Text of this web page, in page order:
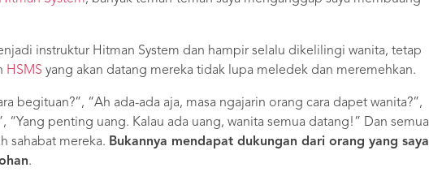
instruktur Hitman System dan hampir selalu dikelilingi wanita, tetap
HSMS yang akan datang mereka tidak lupa meledek dan meremehkan.
begituan?”, “Ah ada-ada aja, masa ngajarin orang cara dapet wanita?”,
“Yang penting uang. Kalau ada uang, wanita semua datang!” Dan semua
sahabat mereka. Bukannya mendapat dukungan dari orang yang saya
.